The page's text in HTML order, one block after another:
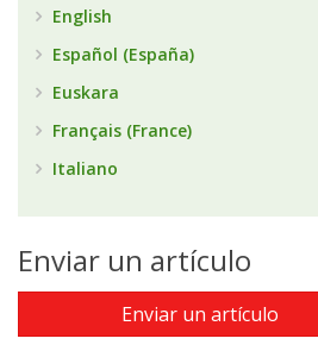
English
Español (España)
Euskara
Français (France)
Italiano
Enviar un artículo
Enviar un artículo